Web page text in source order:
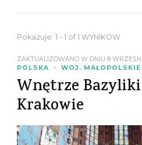
Pokazuje: 1 - 1 of 1 WYNIKÓW
ZAKTUALIZOWANO W DNIU 8
POLSKA
WOJ. MAŁOPOLSKIE
Wnętrze
Krakowie